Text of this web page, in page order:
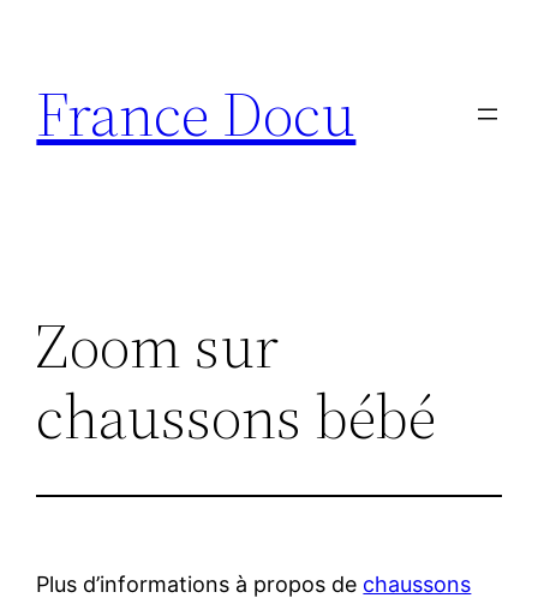
contenu
France Docu
Zoom sur
chaussons bébé
Plus d’informations à propos de chaussons